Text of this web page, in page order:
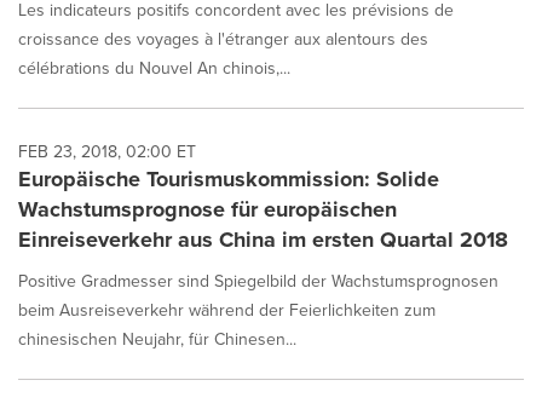
Les indicateurs positifs concordent avec les prévisions de
croissance des voyages à l'étranger aux alentours des
célébrations du Nouvel An chinois,...
FEB 23, 2018, 02:00 ET
Europäische Tourismuskommission: Solide
Wachstumsprognose für europäischen
Einreiseverkehr aus China im ersten Quartal 2018
Positive Gradmesser sind Spiegelbild der Wachstumsprognosen
beim Ausreiseverkehr während der Feierlichkeiten zum
chinesischen Neujahr, für Chinesen...